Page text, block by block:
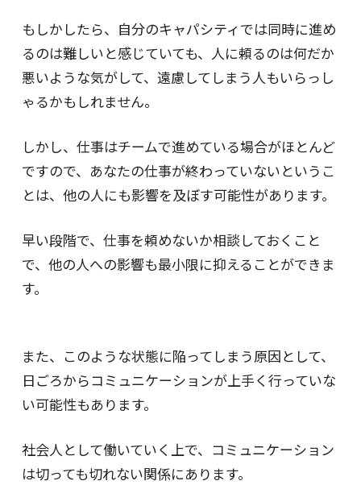
もしかしたら、自分のキャパシティでは同時に進め
るのは難しいと感じていても、人に頼るのは何だか
悪いような気がして、遠慮してしまう人もいらっし
ゃるかもしれません。
しかし、仕事はチームで進めている場合がほとんど
ですので、あなたの仕事が終わっていないというこ
とは、他の人にも影響を及ぼす可能性があります。
早い段階で、仕事を頼めないか相談しておくこと
で、他の人への影響も最小限に抑えることができま
す。
また、このような状態に陥ってしまう原因として、
日ごろからコミュニケーションが上手く行っていな
い可能性もあります。
社会人として働いていく上で、コミュニケーション
は切っても切れない関係にあります。